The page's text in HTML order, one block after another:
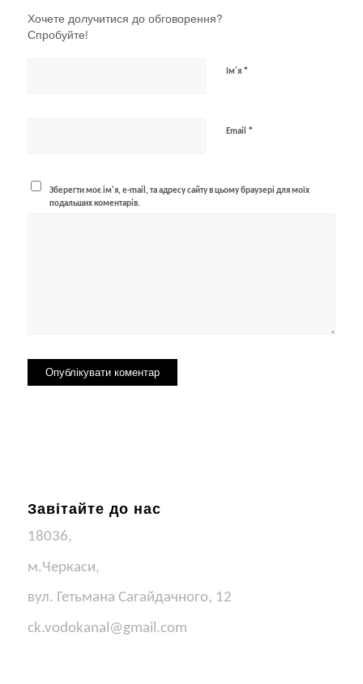
Хочете долучитися до обговорення?
Спробуйте!
Ім'я *
Email *
Зберегти моє ім'я, e-mail, та адресу сайту в цьому браузері для моїх
подальших коментарів.
Завітайте до нас
18036,
м.Черкаси,
вул. Гетьмана Сагайдачного, 12
ck.vodokanal@gmail.com